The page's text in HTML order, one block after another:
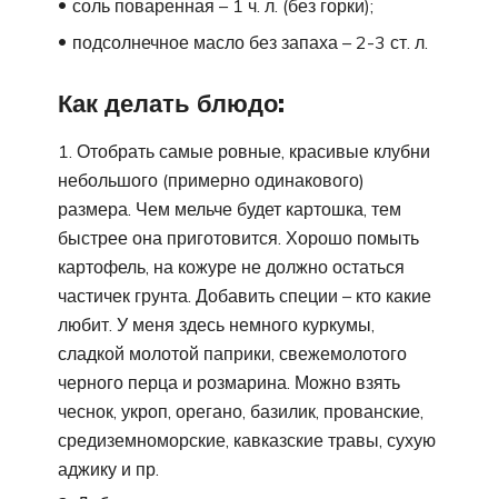
соль поваренная – 1 ч. л. (без горки);
подсолнечное масло без запаха – 2-3 ст. л.
Как делать блюдо:
Отобрать самые ровные, красивые клубни
небольшого (примерно одинакового)
размера. Чем мельче будет картошка, тем
быстрее она приготовится. Хорошо помыть
картофель, на кожуре не должно остаться
частичек грунта. Добавить специи – кто какие
любит. У меня здесь немного куркумы,
сладкой молотой паприки, свежемолотого
черного перца и розмарина. Можно взять
чеснок, укроп, орегано, базилик, прованские,
средиземноморские, кавказские травы, сухую
аджику и пр.